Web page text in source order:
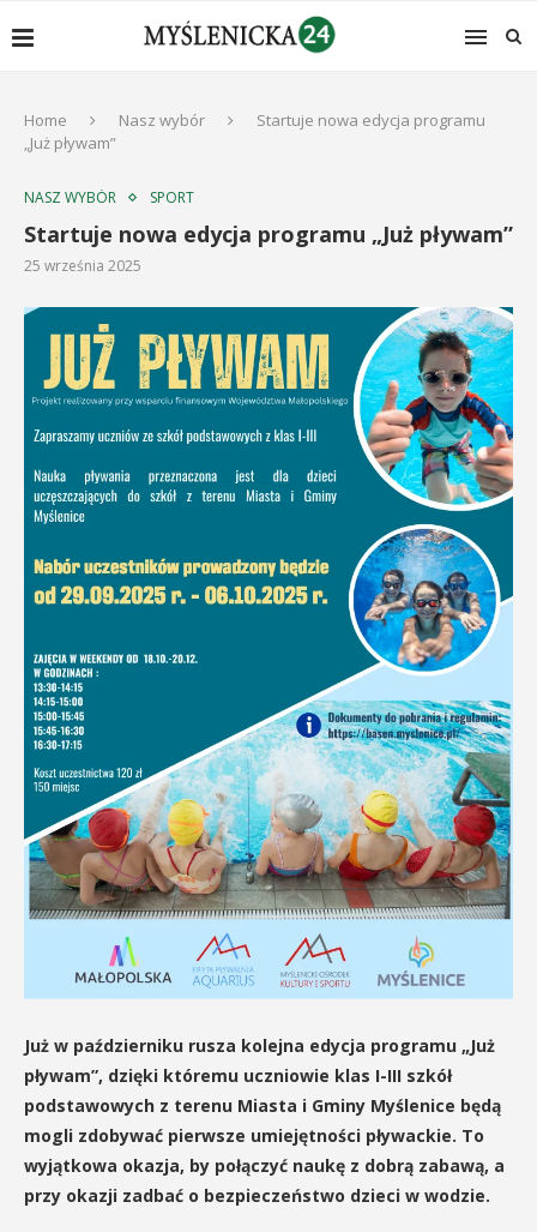
Home Nasz wybór
Startuje nowa edycja programu
„Już pływam”
NASZ WYBÓR SPORT
Startuje nowa edycja programu „Już pływam”
25 września 2025
Już w październiku rusza kolejna edycja programu „Już
pływam”, dzięki któremu uczniowie klas I-III szkół
podstawowych z terenu Miasta i Gminy Myślenice będą
mogli zdobywać pierwsze umiejętności pływackie. To
wyjątkowa okazja, by połączyć naukę z dobrą zabawą, a
przy okazji zadbać o bezpieczeństwo dzieci w wodzie.